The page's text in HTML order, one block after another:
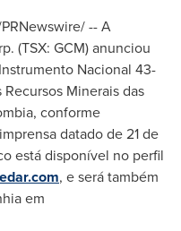
-- A
(TSX: GCM) anunciou
Nacional 43-
Minerais das
, conforme
datado de 21 de
está disponível no perfil
, e será também
em